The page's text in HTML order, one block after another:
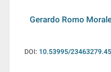
Gerardo Romo
DOI: 10.53995/